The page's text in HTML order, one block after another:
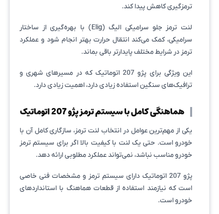
ترمزگیری کاهش پیدا کند.
لنت ترمز جلو سرامیکی الیگ (Elig) با بهره‌گیری از ساختار
سرامیکی، کمک می‌کند انتقال حرارت بهتر انجام شود و عملکرد
ترمز در شرایط مختلف پایدارتر باقی بماند.
این ویژگی برای پژو 207 اتوماتیک که در مسیرهای شهری و
ترافیک‌های سنگین استفاده زیادی دارد، اهمیت زیادی دارد.
هماهنگی کامل با سیستم ترمز پژو 207 اتوماتیک
یکی از مهم‌ترین عوامل در انتخاب لنت ترمز، سازگاری کامل آن با
خودرو است. حتی یک لنت با کیفیت بالا اگر برای سیستم ترمز
خودرو مناسب نباشد، نمی‌تواند عملکرد مطلوبی ارائه دهد.
پژو 207 اتوماتیک دارای سیستم ترمز و مشخصات فنی خاصی
است که نیازمند استفاده از قطعات هماهنگ با استانداردهای
خودرو است.